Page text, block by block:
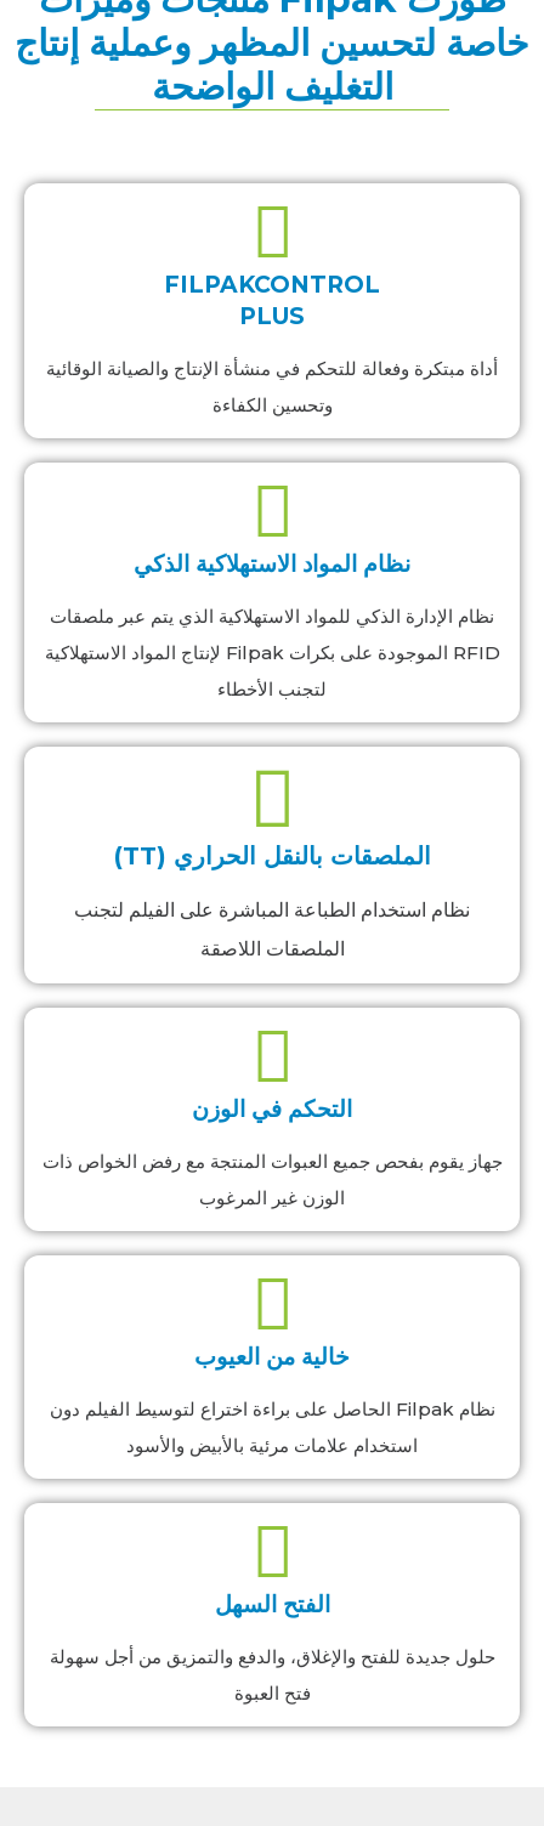
خاصة لتحسين المظهر وعملية إنتاج
التغليف الواضحة
FILPAKCONTROL
PLUS
أداة مبتكرة وفعالة للتحكم في منشأة الإنتاج والصيانة الوقائية
وتحسين الكفاءة
نظام المواد الاستهلاكية الذكي
نظام الإدارة الذكي للمواد الاستهلاكية الذي يتم عبر ملصقات
RFID الموجودة على بكرات Filpak لإنتاج المواد الاستهلاكية
لتجنب الأخطاء
الملصقات بالنقل الحراري (TT)
نظام استخدام الطباعة المباشرة على الفيلم لتجنب
الملصقات اللاصقة
التحكم في الوزن
جهاز يقوم بفحص جميع العبوات المنتجة مع رفض الخواص ذات
الوزن غير المرغوب
خالية من العيوب
نظام Filpak الحاصل على براءة اختراع لتوسيط الفيلم دون
استخدام علامات مرئية بالأبيض والأسود
الفتح السهل
حلول جديدة للفتح والإغلاق، والدفع والتمزيق من أجل سهولة
فتح العبوة